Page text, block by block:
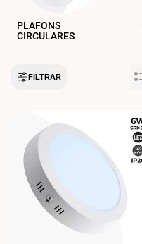
PLAFONS
CIRCULARES
FILTRAR